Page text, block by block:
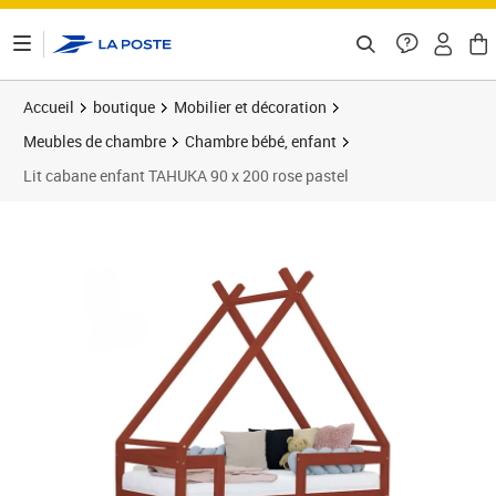
Accueil boutique
Mobilier et décoration
Meubles de chambre
Chambre bébé, enfant
Lit cabane enfant TAHUKA 90 x 200 rose pastel